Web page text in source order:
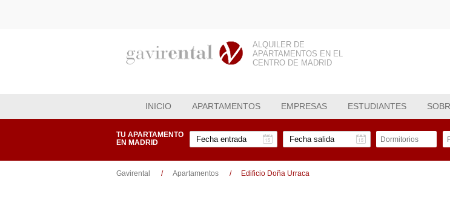
ALQUILER DE
APARTAMENTOS EN EL
CENTRO DE MADRID
INICIO APARTAMENTOS EMPRESAS ESTUDIANTES
TU APARTAMENTO
EN MADRID
Dormitorios
Gavirental Apartamentos Edificio Doña Urraca